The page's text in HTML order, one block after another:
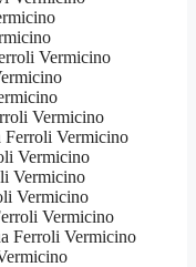
Vermicino
Vermicino
Ferroli Vermicino
Vermicino
Vermicino
Vermicino
Vermicino
Ferroli Vermicino